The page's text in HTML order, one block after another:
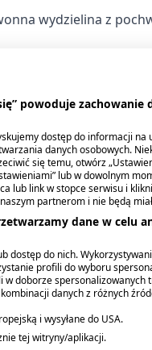
wydzielina z
zamiast rajstop
ponieważ
stosuje się w leczeniu
przez
u dorosłych i
powoduje
dostęp do informacji
danych osobowych.
się temu, otwórz
lub w dowolnym
lub link w stopce serwisu i
partnerom i nie będą
dane w celu
dostęp do nich.
profili do wyboru
doborze
danych z różnych
i wysyłane do USA.
tej witryny/aplikacji.